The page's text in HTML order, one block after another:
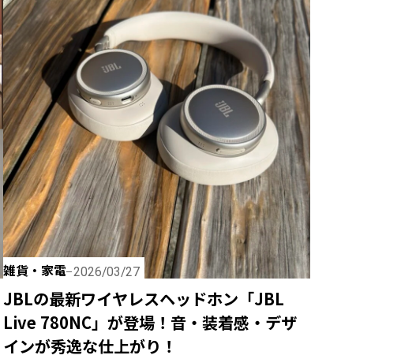
雑貨・家電 2026/03/27
JBLの最新ワイヤレスヘッドホン「JBL
Live 780NC」が登場！音・装着感・デザ
インが秀逸な仕上がり！